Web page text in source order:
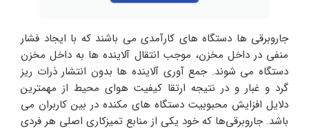
جاروبرقی ها دستگاه های کارآمدی می باشند که با ایجاد فشار
منفی در داخل مخزن، موجب انتقال آلاینده ها به داخل مخزن
دستگاه می شوند. جمع آوری آلاینده ها بدون انتشار ذرات ریز
گرد و غبار و در نتیجه ارتقا کیفیت هوای محیط از مهمترین
دلایل افزایش محبوبیت دستگاه های مکنده در بین کاربران می
باشد. جاروبرقی‌ها که خود یکی از منابع تمیزکاری‌ اصلی هر فردی